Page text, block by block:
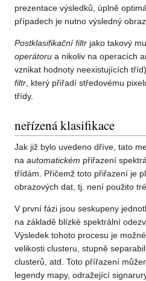
prezentace výsledků, úplně
případech je nutno výsledný obraz
Postklasifikační filtr jako takový
operátoru a nikoliv na operacích
vznikat hodnoty neexistujících
filtr , který přiřadí středovému
třídy.
neřízená klasifikace
Jak již bylo uvedeno dříve, tato
na automatickém přiřazení
třídám. Přičemž toto přiřazení je
obrazových dat, tj. není použito
V první fázi jsou seskupeny
na základě blízké spektrální
Výsledek tohoto procesu je
velikosti clusteru, stupně
clusterů, atd. Toto přířazení
legendy mapy, odražející